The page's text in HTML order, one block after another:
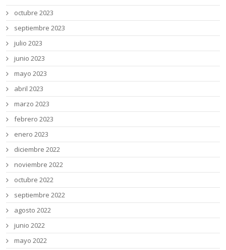
octubre 2023
septiembre 2023
julio 2023
junio 2023
mayo 2023
abril 2023
marzo 2023
febrero 2023
enero 2023
diciembre 2022
noviembre 2022
octubre 2022
septiembre 2022
agosto 2022
junio 2022
mayo 2022